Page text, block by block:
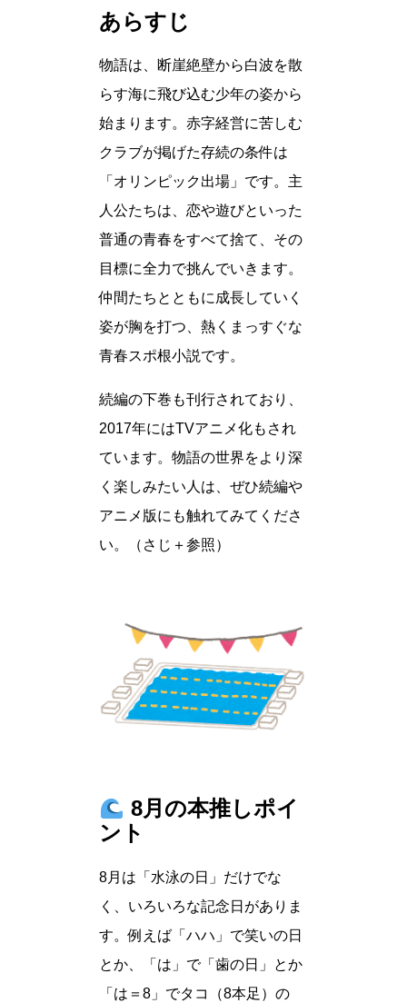
あらすじ
物語は、断崖絶壁から白波を散
らす海に飛び込む少年の姿から
始まります。赤字経営に苦しむ
クラブが掲げた存続の条件は
「オリンピック出場」です。主
人公たちは、恋や遊びといった
普通の青春をすべて捨て、その
目標に全力で挑んでいきます。
仲間たちとともに成長していく
姿が胸を打つ、熱くまっすぐな
青春スポ根小説です。
続編の下巻も刊行されており、
2017年にはTVアニメ化もされ
ています。物語の世界をより深
く楽しみたい人は、ぜひ続編や
アニメ版にも触れてみてくださ
い。（さじ＋参照）
8月の本推しポイ
ント
8月は「水泳の日」だけでな
く、いろいろな記念日がありま
す。例えば「ハハ」で笑いの日
とか、「は」で「歯の日」とか
「は＝8」でタコ（8本足）の